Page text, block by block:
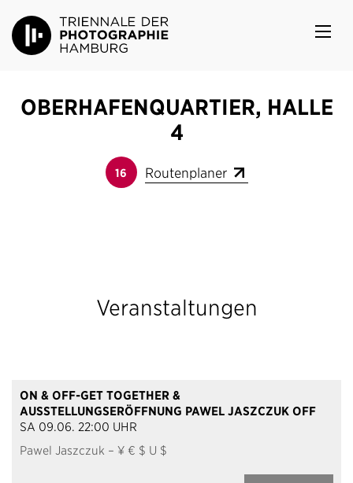
OBERHAFENQUARTIER, HALLE
4
16 Routenplaner
Veranstaltungen
ON & OFF-GET TOGETHER &
AUSSTELLUNGSERÖFFNUNG PAWEL JASZCZUK OFF
SA 09.06. 22:00 UHR
Pawel Jaszczuk – ¥ € $ U $